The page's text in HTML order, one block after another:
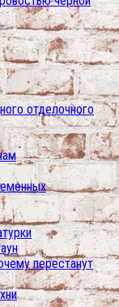
отделочного
перестанут